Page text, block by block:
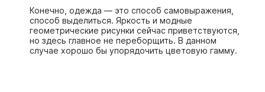
Конечно, одежда — это способ самовыражения,
способ выделиться. Яркость и модные
геометрические рисунки сейчас приветствуются,
но здесь главное не переборщить. В данном
случае хорошо бы упорядочить цветовую гамму.